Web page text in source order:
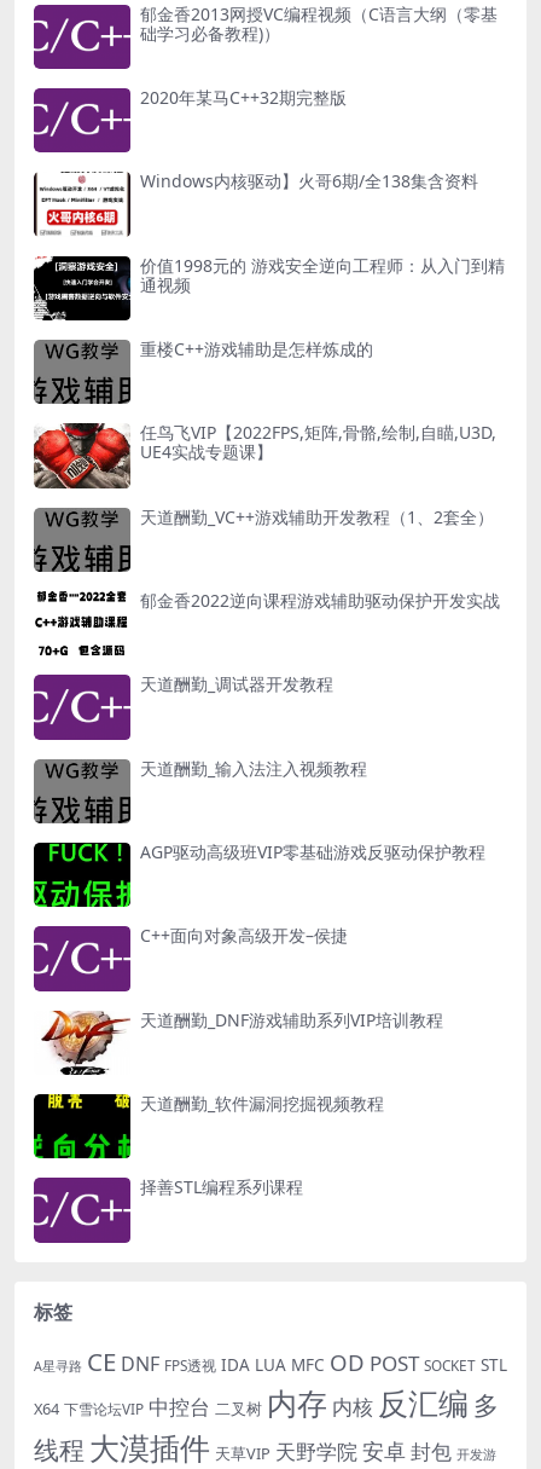
郁金香2013网授VC编程视频（C语言大纲（零基
础学习必备教程)）
2020年某马C++32期完整版
Windows内核驱动】火哥6期/全138集含资料
价值1998元的 游戏安全逆向工程师：从入门到精
通视频
重楼C++游戏辅助是怎样炼成的
任鸟飞VIP【2022FPS,矩阵,骨骼,绘制,自瞄,U3D,
UE4实战专题课】
天道酬勤_VC++游戏辅助开发教程（1、2套全）
郁金香2022逆向课程游戏辅助驱动保护开发实战
天道酬勤_调试器开发教程
天道酬勤_输入法注入视频教程
AGP驱动高级班VIP零基础游戏反驱动保护教程
C++面向对象高级开发–侯捷
天道酬勤_DNF游戏辅助系列VIP培训教程
天道酬勤_软件漏洞挖掘视频教程
择善STL编程系列课程
标签
A星寻路 CE DNF FPS透视 IDA LUA MFC OD POST SOCKET STL
X64 下雪论坛VIP 中控台 二叉树 内存 内核 反汇编 多
线程 大漠插件 天草VIP 天野学院安卓封包 开发游